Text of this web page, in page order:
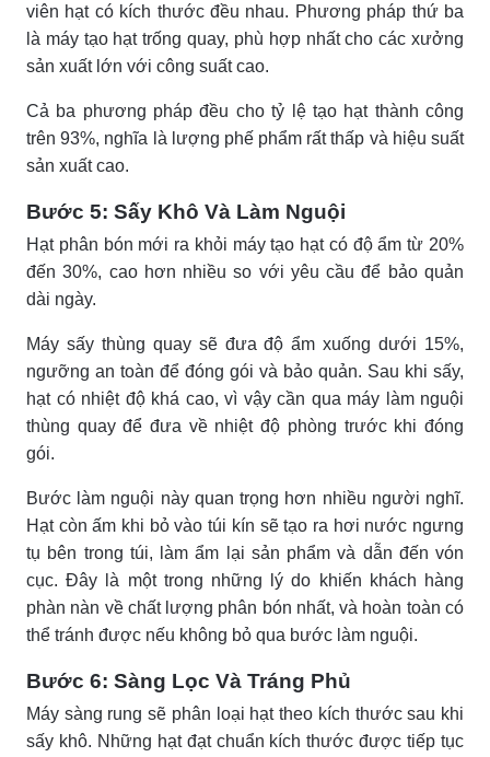
viên hạt có kích thước đều nhau. Phương pháp thứ ba
là máy tạo hạt trống quay, phù hợp nhất cho các xưởng
sản xuất lớn với công suất cao.
Cả ba phương pháp đều cho tỷ lệ tạo hạt thành công
trên 93%, nghĩa là lượng phế phẩm rất thấp và hiệu suất
sản xuất cao.
Bước 5: Sấy Khô Và Làm Nguội
Hạt phân bón mới ra khỏi máy tạo hạt có độ ẩm từ 20%
đến 30%, cao hơn nhiều so với yêu cầu để bảo quản
dài ngày.
Máy sấy thùng quay sẽ đưa độ ẩm xuống dưới 15%,
ngưỡng an toàn để đóng gói và bảo quản. Sau khi sấy,
hạt có nhiệt độ khá cao, vì vậy cần qua máy làm nguội
thùng quay để đưa về nhiệt độ phòng trước khi đóng
gói.
Bước làm nguội này quan trọng hơn nhiều người nghĩ.
Hạt còn ấm khi bỏ vào túi kín sẽ tạo ra hơi nước ngưng
tụ bên trong túi, làm ẩm lại sản phẩm và dẫn đến vón
cục. Đây là một trong những lý do khiến khách hàng
phàn nàn về chất lượng phân bón nhất, và hoàn toàn có
thể tránh được nếu không bỏ qua bước làm nguội.
Bước 6: Sàng Lọc Và Tráng Phủ
Máy sàng rung sẽ phân loại hạt theo kích thước sau khi
sấy khô. Những hạt đạt chuẩn kích thước được tiếp tục